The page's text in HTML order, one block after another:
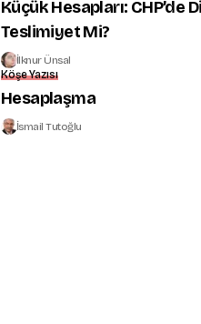
Küçük Hesapları: CHP’de
Teslimiyet Mi?
İlknur Ünsal
Köşe Yazısı
Hesaplaşma
İsmail Tutoğlu